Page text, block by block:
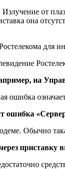
Излучение от
она
для
на
ошибка
ошибка
Обычно
приставку